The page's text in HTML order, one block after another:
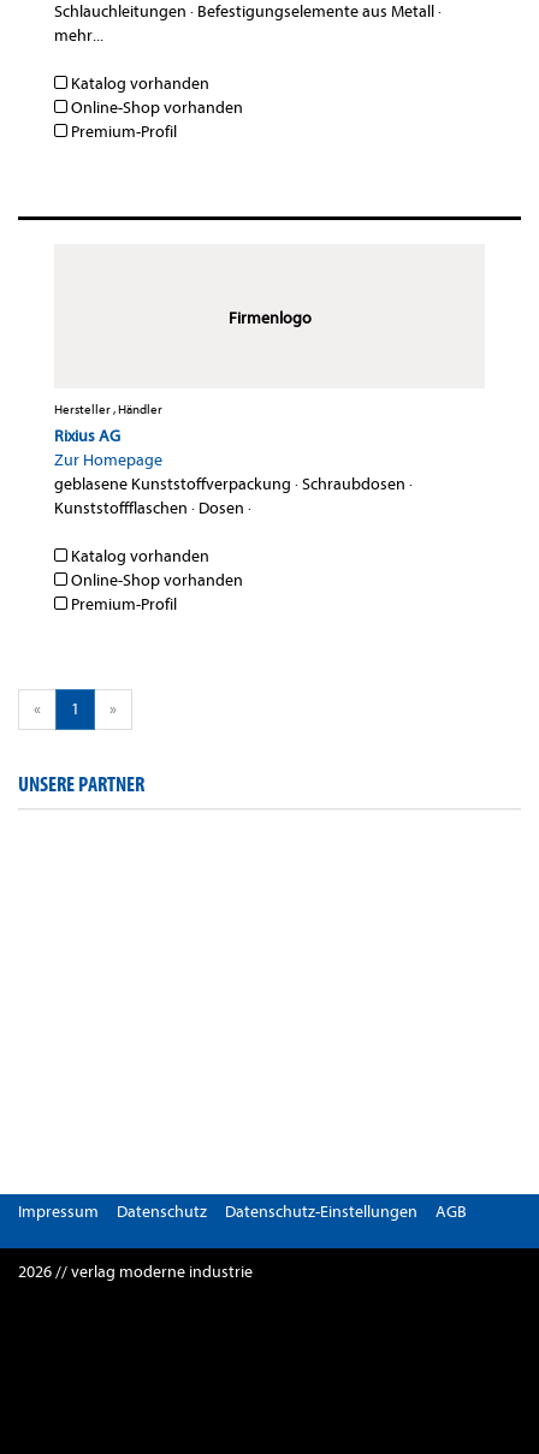
Schlauchleitungen · Befestigungselemente aus Metall·
mehr...
Katalog vorhanden
Online-Shop vorhanden
Premium-Profil
Firmenlogo
Hersteller , Händler
Rixius AG
Zur Homepage
geblasene Kunststoffverpackung ·Schraubdosen ·
Kunststoffflaschen · Dosen ·
Katalog vorhanden
Online-Shop vorhanden
Premium-Profil
« 1 »
UNSERE PARTNER
Impressum Datenschutz Datenschutz-Einstellungen AGB
2026 // verlag moderne industrie